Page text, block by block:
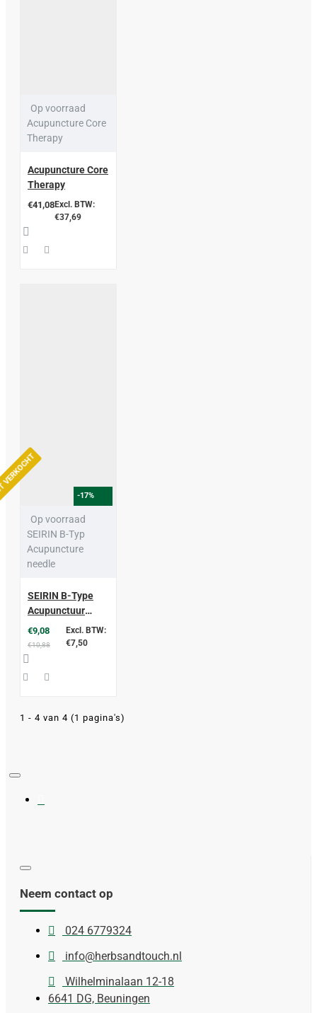
Op voorraad
Acupuncture Core
Therapy
Acupuncture Core
Therapy
€41,08Excl. BTW:
€37,69
-17%
Op voorraad
SEIRIN B-Typ
Acupuncture
needle
SEIRIN B-Type
Acupunctuur
naalden € 7,50
excl. btw
€9,08
€10,88
Excl. BTW:
€7,50
1 - 4 van 4 (1 pagina's)
Neem contact op
024 6779324
info@herbsandtouch.nl
Wilhelminalaan 12-18
6641 DG, Beuningen